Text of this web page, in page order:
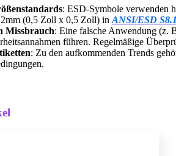
: ESD-Symbole verwenden
(0,5 Zoll x 0,5 Zoll) inANSI/ESD
Missbrauch: Eine falsche Anwendung (z.
führen. Regelmäßige
: Zu den aufkommenden Trends